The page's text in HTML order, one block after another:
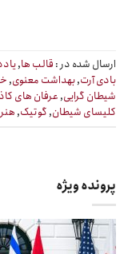
ارسال شده در : قالب ها,
بادی آرت,بهداشت معنوی,
شیطان گرایی, عرفان های
کلیسای شیطان, گوتیک,
پرونده ویژه